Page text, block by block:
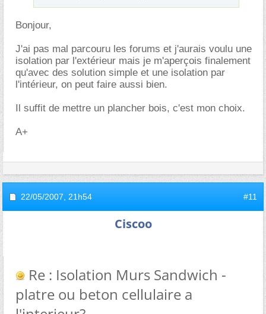
Bonjour,
J'ai pas mal parcouru les forums et j'aurais voulu une
isolation par l'extérieur mais je m'aperçois finalement
qu'avec des solution simple et une isolation par
l'intérieur, on peut faire aussi bien.
Il suffit de mettre un plancher bois, c'est mon choix.
A+
22/05/2007, 21h54 #11
Ciscoo
Re : Isolation Murs Sandwich -
platre ou beton cellulaire a